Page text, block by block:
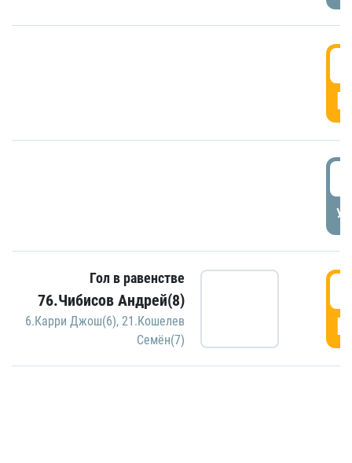
Гол в равенстве
76.Чибисов Андрей(8)
6.Карри Джош(6), 21.Кошелев
Семён(7)